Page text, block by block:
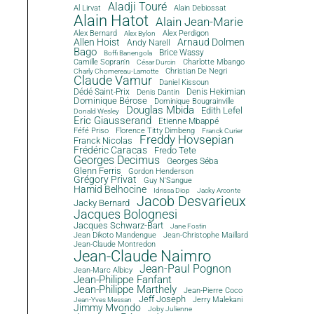
Al Lirvat Aladji Touré Alain Debiossat
Alain Hatot Alain Jean-Marie
Alex Bernard Alex Bylon Alex Perdigon
Allen Hoist Andy Narell Arnaud Dolmen
Bago Boffi Banengola
Brice Wassy
Camille Sopran'n
César Durcin Charlotte Mbango
Charly Chomereau-Lamotte Christian De Negri
Claude Vamur Daniel Kissoun
Dédé Saint-Prix Denis Dantin Denis Hekimian
Dominique Bérose Dominique Bougrainville
Donald Wesley Douglas Mbida Edith Lefel
Eric Giausserand Etienne Mbappé
Féfé Priso Florence Titty Dimbeng Franck Curier
Franck Nicolas Freddy Hovsepian
Frédéric Caracas Fredo Tete
Georges Decimus Georges Séba
Glenn Ferris Gordon Henderson
Grégory Privat Guy N'Sangue
Hamid Belhocine Idrissa Diop Jacky Arconte
Jacky Bernard Jacob Desvarieux
Jacques Bolognesi
Jacques Schwarz-Bart Jane Fostin
Jean Dikoto Mandengue
Jean-Christophe Maillard
Jean-Claude Montredon
Jean-Claude Naimro
Jean-Marc Albicy Jean-Paul Pognon
Jean-Philippe Fanfant
Jean-Philippe Marthely Jean-Pierre Coco
Jean-Yves Messan Jeff Joseph Jerry Malekani
Jimmy Mvondo Joby Julienne